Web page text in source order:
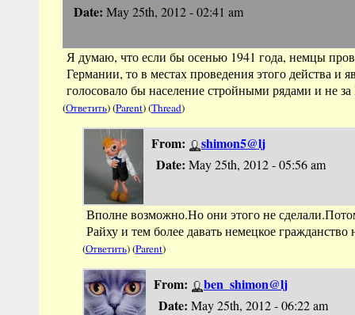
Date: May 25th, 2012 - 02:41 am
Я думаю, что если бы осенью 1941 года, немцы
Германии, то в местах проведения этого действа
голосовало бы население стройными рядами и не
(Ответить) (Parent) (Thread)
From:
shimon5@lj
Date: May 25th, 2012 - 05:56 am
Вполне возможно.Но они этого не
Райху и тем более давать немецкое гражданство
(Ответить) (Parent)
From:
ben_shimon@lj
Date: May 25th, 2012 - 06:22 am